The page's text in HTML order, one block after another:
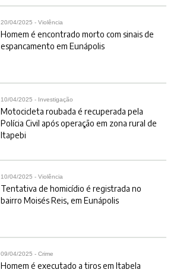
20/04/2025 - Violência
Homem é encontrado morto com sinais de
espancamento em Eunápolis
10/04/2025 - Investigação
Motocicleta roubada é recuperada pela
Polícia Civil após operação em zona rural de
Itapebi
10/04/2025 - Violência
Tentativa de homicídio é registrada no
bairro Moisés Reis, em Eunápolis
09/04/2025 - Crime
Homem é executado a tiros em Itabela